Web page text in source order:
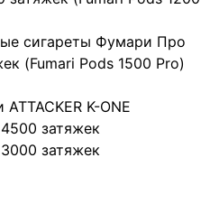
сигареты Фумари Про
(Fumari Pods 1500 Pro)
K-ONE
4500 затяжек
3000 затяжек